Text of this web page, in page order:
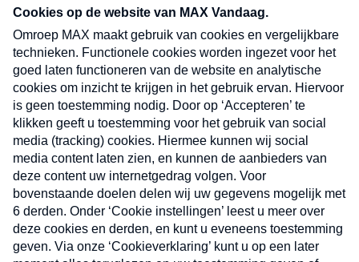
nieuwsbrief. Elke vrijdag- en dinsdagochtend in
uw mailbox.
Verzend
Nieuwsbrief
Neem hier een gratis abonnement op onze